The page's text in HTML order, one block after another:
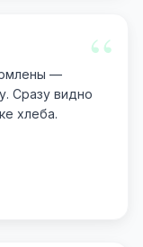
“
—
Сразу видно
хлеба.